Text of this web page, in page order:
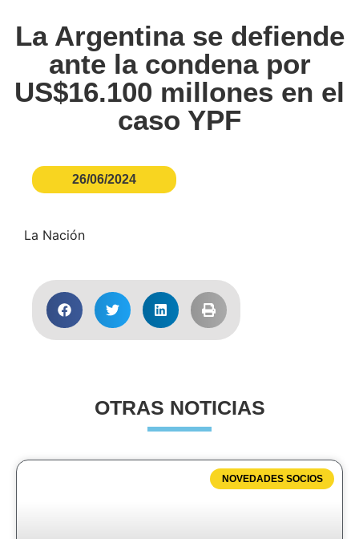
La Argentina se defiende
ante la condena por
US$16.100 millones en el
caso YPF
26/06/2024
La Nación
OTRAS NOTICIAS
NOVEDADES SOCIOS